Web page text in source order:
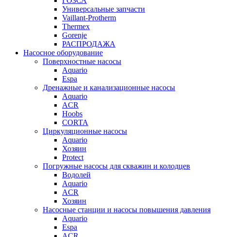
Универсальные запчасти
Vaillant-Protherm
Thermex
Gorenje
РАСПРОДАЖА
Насосное оборудование
Поверхностные насосы
Aquario
Espa
Дренажные и канализационные насосы
Aquario
ACR
Hoobs
CORTA
Циркуляционные насосы
Aquario
Хозяин
Protect
Погружные насосы для скважин и колодцев
Водолей
Aquario
ACR
Хозяин
Насосные станции и насосы повышения давления
Aquario
Espa